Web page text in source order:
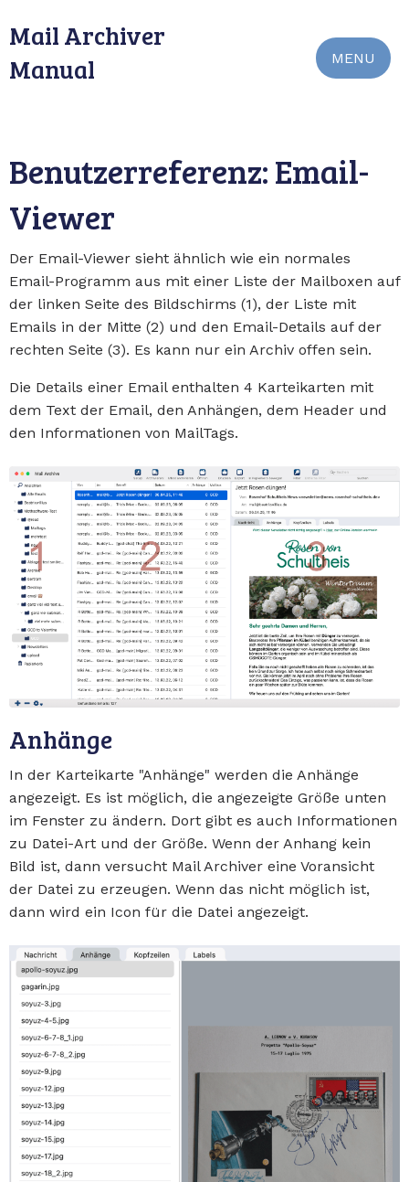
Mail Archiver
Manual
MENU
Benutzerreferenz: Email-
Viewer
Der Email-Viewer sieht ähnlich wie ein normales
Email-Programm aus mit einer Liste der Mailboxen auf
der linken Seite des Bildschirms (1), der Liste mit
Emails in der Mitte (2) und den Email-Details auf der
rechten Seite (3). Es kann nur ein Archiv offen sein.
Die Details einer Email enthalten 4 Karteikarten mit
dem Text der Email, den Anhängen, dem Header und
den Informationen von MailTags.
Anhänge
In der Karteikarte "Anhänge" werden die Anhänge
angezeigt. Es ist möglich, die angezeigte Größe unten
im Fenster zu ändern. Dort gibt es auch Informationen
zu Datei-Art und der Größe. Wenn der Anhang kein
Bild ist, dann versucht Mail Archiver eine Voransicht
der Datei zu erzeugen. Wenn das nicht möglich ist,
dann wird ein Icon für die Datei angezeigt.